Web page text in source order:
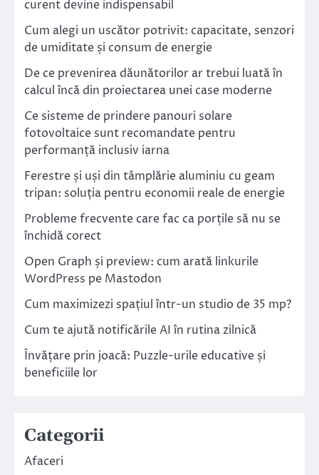
curent devine indispensabil
Cum alegi un uscător potrivit: capacitate, senzori
de umiditate și consum de energie
De ce prevenirea dăunătorilor ar trebui luată în
calcul încă din proiectarea unei case moderne
Ce sisteme de prindere panouri solare
fotovoltaice sunt recomandate pentru
performanță inclusiv iarna
Ferestre și uși din tâmplărie aluminiu cu geam
tripan: soluția pentru economii reale de energie
Probleme frecvente care fac ca porțile să nu se
închidă corect
Open Graph și preview: cum arată linkurile
WordPress pe Mastodon
Cum maximizezi spațiul într-un studio de 35 mp?
Cum te ajută notificările AI în rutina zilnică
Învățare prin joacă: Puzzle-urile educative și
beneficiile lor
Categorii
Afaceri